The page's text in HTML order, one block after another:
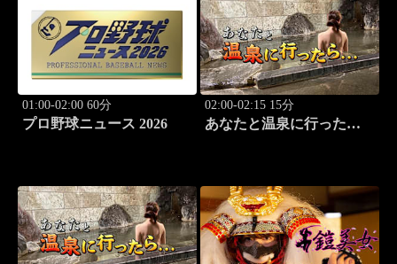
01:00-02:00 60分
プロ野球ニュース 2026
02:00-02:15 15分
あなたと温泉に行った